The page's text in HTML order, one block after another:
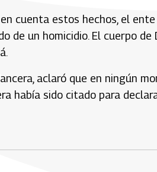
cuenta estos hechos, el
de un homicidio. El cuerpo
aclaró que en ningún
había sido citado para